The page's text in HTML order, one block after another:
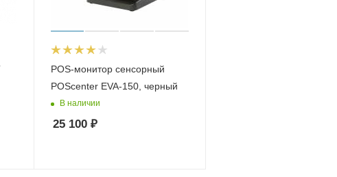
POS-монитор сенсорный
POScenter EVA-150, черный
В наличии
25 100₽